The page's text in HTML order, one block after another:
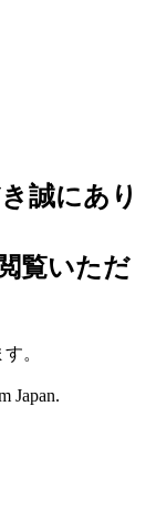
誠にあり
覧いただ
。
Japan.